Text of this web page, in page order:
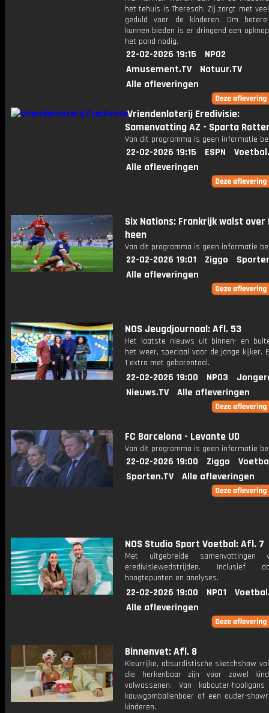
het tehuis is Theresah. Zij zorgt met
geduld voor de kinderen. Om
kunnen bieden is er dringend een
het pand nodig.
22-02-2026 19:15
NPO2
Amusement.TV
Natuur.TV
Alle afleveringen
Vriendenloterij Eredivisie:
Samenvatting AZ - Sparta
Van dit programma is geen informatie
22-02-2026 19:15 ESPN
Alle afleveringen
Six Nations: Frankrijk walst over
heen
Van dit programma is geen informatie
22-02-2026 19:01 Ziggo
Alle afleveringen
NOS Jeugdjournaal: Afl. 53
Het laatste nieuws uit binnen- en
het weer, speciaal voor de jonge kijker.
1 extra met gebarentaal.
22-02-2026 19:00 NPO3
Nieuws.TV
Alle afleveringen
FC Barcelona - Levante UD
Van dit programma is geen informatie
22-02-2026 19:00 Ziggo
Sporten.TV
Alle afleveringen
NOS Studio Sport Voetbal: Afl. 7
Met uitgebreide samenvattingen
eredivisiewedstrijden. Inclusief
hoogtepunten en analyses.
22-02-2026 19:00 NPO1
Alle afleveringen
Binnenvet: Afl. 8
Kleurrijke, absurdistische sketchshow
die herkenbaar zijn voor zowel
volwassenen. Van kabouter-
kauwgomballenboer of een ouder-
kinderen.